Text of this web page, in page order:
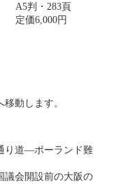
A5判・283頁
定価6,000円
動します。
り道―ポーランド難
会開設前の大阪の